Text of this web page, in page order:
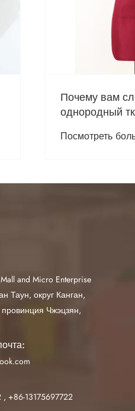
следует выбрать
тканевый
больше >>
and Micro Enterprise
Таун, округ Канган,
Чжэцзян,
, +86-13175697722